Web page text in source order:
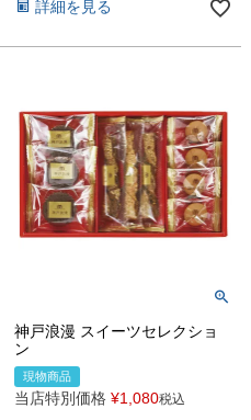
詳細を見る
神戸浪漫 スイーツセレクショ
ン
現物商品
当店特別価格 ¥1,080税込